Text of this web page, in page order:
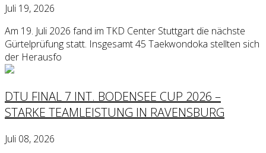
Juli 19, 2026
Am 19. Juli 2026 fand im TKD Center Stuttgart die nächste
Gürtelprüfung statt. Insgesamt 45 Taekwondoka stellten sich
der Herausfo
DTU FINAL 7 INT. BODENSEE CUP 2026 –
STARKE TEAMLEISTUNG IN RAVENSBURG
Juli 08, 2026